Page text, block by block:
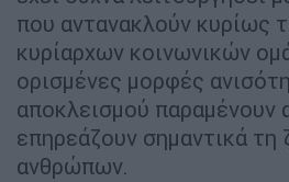
που αντανακλούν κυρίως
κυρίαρχων κοινωνικών
ορισμένες μορφές
αποκλεισμού παραμένουν
επηρεάζουν σημαντικά
ανθρώπων.